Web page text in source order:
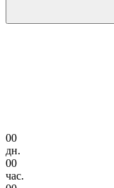
00
дн.
00
час.